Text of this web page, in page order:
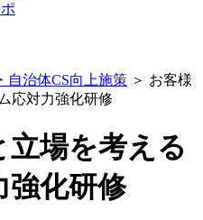
自治体CS向上施策 ＞ お客様
応対力強化研修
立場を考える
強化研修